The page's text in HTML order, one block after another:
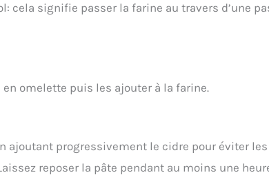
cela signifie passer la farine au travers d’une
omelette puis les ajouter à la farine.
ajoutant progressivement le cidre pour éviter les
reposer la pâte pendant au moins une